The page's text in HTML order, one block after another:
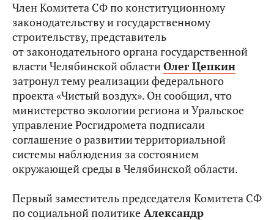
Член Комитета СФ по конституционному
законодательству и государственному
строительству, представитель
от законодательного органа государственной
власти Челябинской областиОлег Цепкин
затронул тему реализации федерального
проекта «Чистый воздух». Он сообщил, что
министерство экологии региона и Уральское
управление Росгидромета подписали
соглашение о развитии территориальной
системы наблюдения за состоянием
окружающей среды в Челябинской области.
Первый заместитель председателя Комитета СФ
по социальной политике Александр